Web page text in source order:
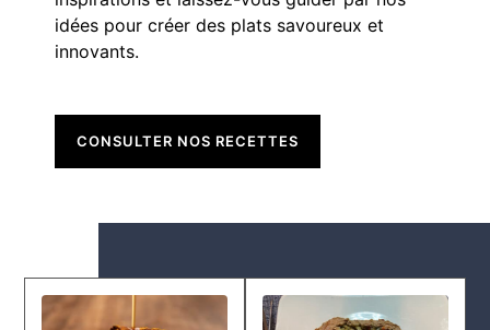
idées pour créer des plats savoureux et
innovants.
CONSULTER NOS RECETTES